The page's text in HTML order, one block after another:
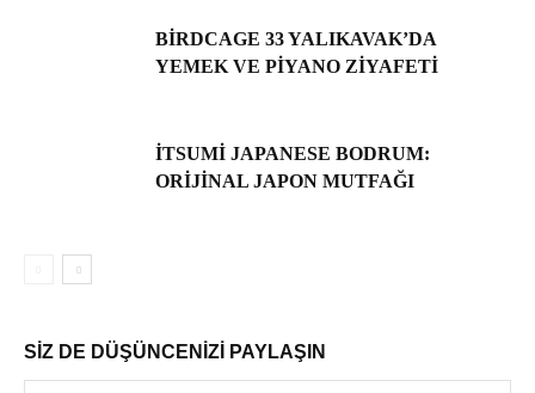
BIRDCAGE 33 YALIKAVAK’DA
YEMEK VE PIYANO ZIYAFETI
İTSUMI JAPANESE BODRUM:
ORIJINAL JAPON MUTFAĞI
SİZ DE DÜŞÜNCENİZİ PAYLAŞIN